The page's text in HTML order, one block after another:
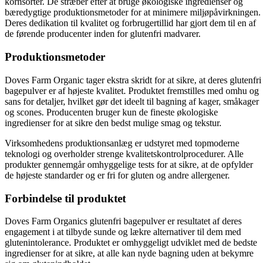
bæredygtige produktionsmetoder for at minimere miljøpåvirkningen.
Deres dedikation til kvalitet og forbrugertillid har gjort dem til en af
de førende producenter inden for glutenfri madvarer.
Produktionsmetoder
Doves Farm Organic tager ekstra skridt for at sikre, at deres glutenfri
bagepulver er af højeste kvalitet. Produktet fremstilles med omhu og
sans for detaljer, hvilket gør det ideelt til bagning af kager, småkager
og scones. Producenten bruger kun de fineste økologiske
ingredienser for at sikre den bedst mulige smag og tekstur.
Virksomhedens produktionsanlæg er udstyret med topmoderne
teknologi og overholder strenge kvalitetskontrolprocedurer. Alle
produkter gennemgår omhyggelige tests for at sikre, at de opfylder
de højeste standarder og er fri for gluten og andre allergener.
Forbindelse til produktet
Doves Farm Organics glutenfri bagepulver er resultatet af deres
engagement i at tilbyde sunde og lækre alternativer til dem med
glutenintolerance. Produktet er omhyggeligt udviklet med de bedste
ingredienser for at sikre, at alle kan nyde bagning uden at bekymre